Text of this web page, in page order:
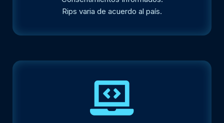
Rips varia de acuerdo al país.